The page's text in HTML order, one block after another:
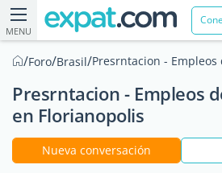
MENU
/Foro/Brasil/Presrntacion -
Presrntacion - Empleos
en Florianopolis
Nueva conversación